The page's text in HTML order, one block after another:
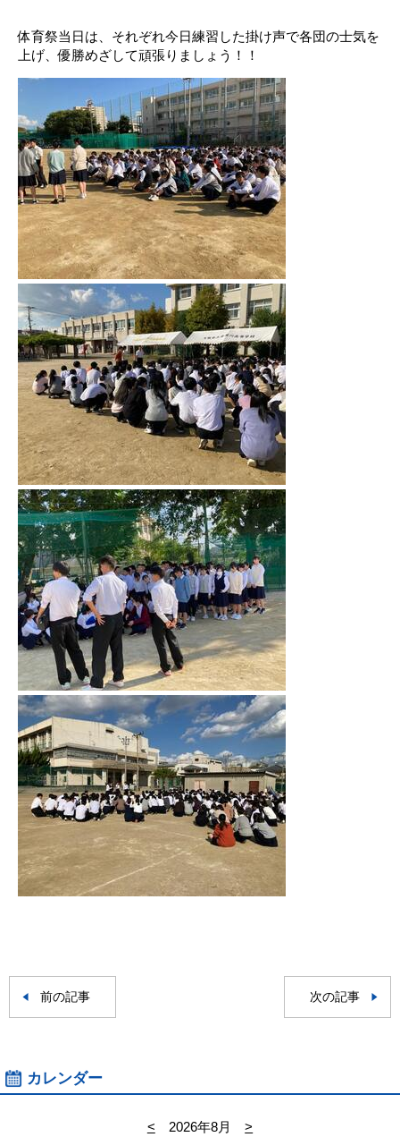
体育祭当日は、それぞれ今日練習した掛け声で各団の士気を
上げ、優勝めざして頑張りましょう！！
前の記事 次の記事
カレンダー
< 2026年8月
>